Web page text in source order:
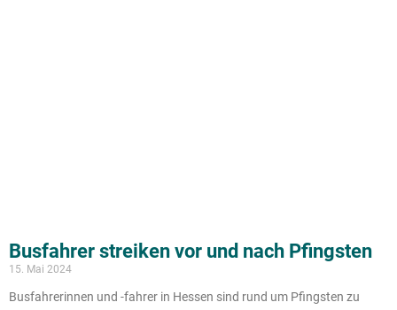
Busfahrer streiken vor und nach Pfingsten
15. Mai 2024
Busfahrerinnen und -fahrer in Hessen sind rund um Pfingsten zu